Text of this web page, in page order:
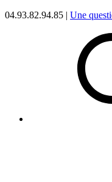
04.93.82.94.85 | Une